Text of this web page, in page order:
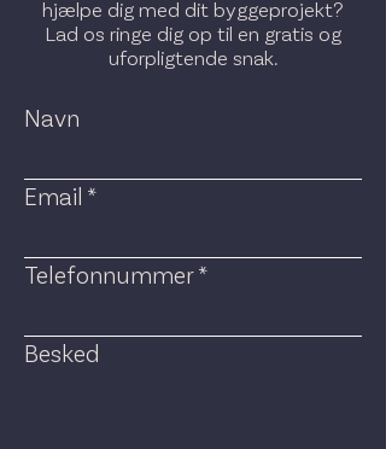
hjælpe dig med dit byggeprojekt?
Lad os ringe dig op til en gratis og
uforpligtende snak.
Navn
Email
Telefonnummer
Besked